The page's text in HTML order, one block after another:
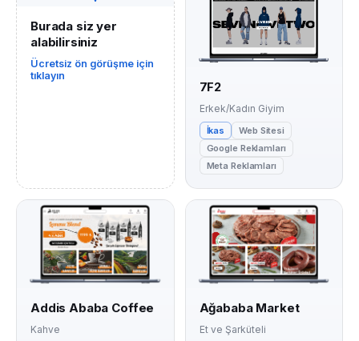
Burada siz yer
alabilirsiniz
Ücretsiz ön görüşme için
tıklayın
7F2
Erkek/Kadın Giyim
İkas
Web Sitesi
Google Reklamları
Meta Reklamları
Addis Ababa Coffee
Kahve
Ağababa Market
Et ve Şarküteli